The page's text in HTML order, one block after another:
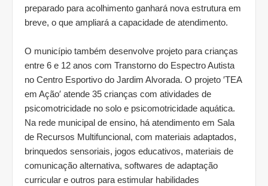
preparado para acolhimento ganhará nova estrutura em
breve, o que ampliará a capacidade de atendimento.
O município também desenvolve projeto para crianças
entre 6 e 12 anos com Transtorno do Espectro Autista
no Centro Esportivo do Jardim Alvorada. O projeto ′TEA
em Ação′ atende 35 crianças com atividades de
psicomotricidade no solo e psicomotricidade aquática.
Na rede municipal de ensino, há atendimento em Sala
de Recursos Multifuncional, com materiais adaptados,
brinquedos sensoriais, jogos educativos, materiais de
comunicação alternativa, softwares de adaptação
curricular e outros para estimular habilidades